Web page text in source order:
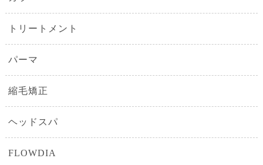
トリートメント
パーマ
縮毛矯正
ヘッドスパ
FLOWDIA